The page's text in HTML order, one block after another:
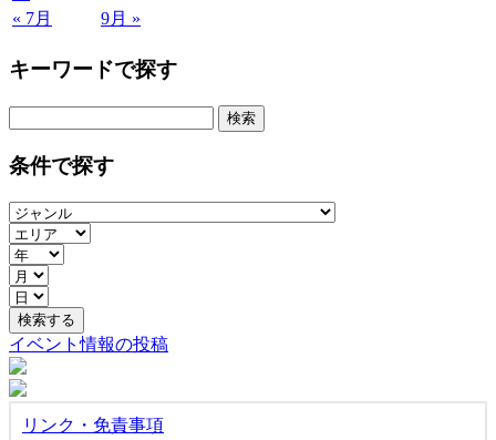
« 7月 9月 »
キーワードで探す
条件で探す
イベント情報の投稿
リンク・免責事項